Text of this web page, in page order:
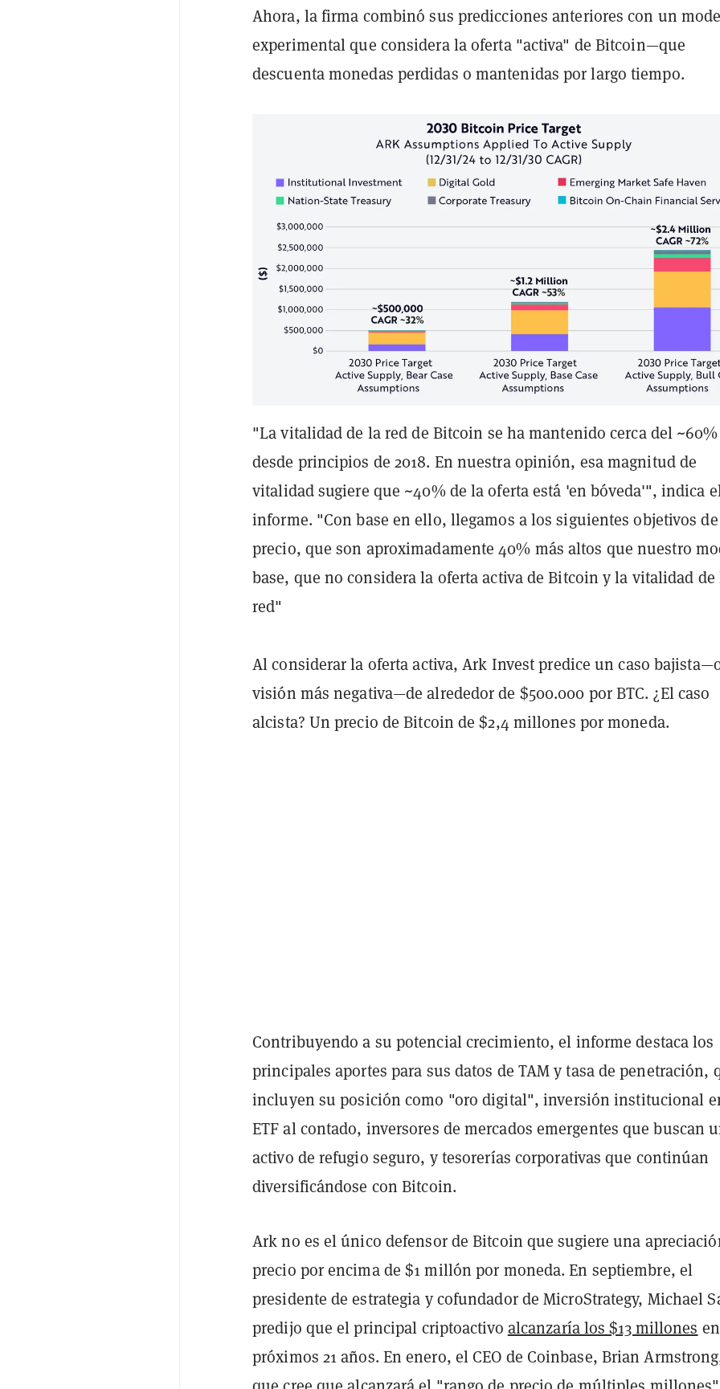
Ahora, la firma combinó sus predicciones anteriores con un
experimental que considera la oferta "activa" de Bitcoin—que
descuenta monedas perdidas o mantenidas por largo tiempo.
"La vitalidad de la red de Bitcoin se ha mantenido cerca del ~60%
desde principios de 2018. En nuestra opinión, esa magnitud de
vitalidad sugiere que ~40% de la oferta está 'en bóveda'", indica
informe. "Con base en ello, llegamos a los siguientes objetivos de
precio, que son aproximadamente 40% más altos que nuestro
base, que no considera la oferta activa de Bitcoin y la vitalidad de
red"
Al considerar la oferta activa, Ark Invest predice un caso
visión más negativa—de alrededor de $500.000 por BTC. ¿El caso
alcista? Un precio de Bitcoin de $2,4 millones por moneda.
Contribuyendo a su potencial crecimiento, el informe destaca los
principales aportes para sus datos de TAM y tasa de penetración,
incluyen su posición como "oro digital", inversión institucional
ETF al contado, inversores de mercados emergentes que buscan
activo de refugio seguro, y tesorerías corporativas que continúan
diversificándose con Bitcoin.
Ark no es el único defensor de Bitcoin que sugiere una
precio por encima de $1 millón por moneda. En septiembre, el
presidente de estrategia y cofundador de MicroStrategy, Michael
predijo que el principal criptoactivo alcanzaría los $13 millones
próximos 21 años. En enero, el CEO de Coinbase, Brian